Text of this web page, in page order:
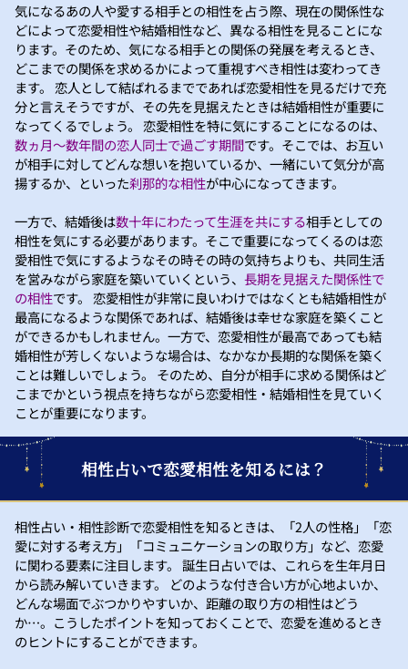
気になるあの人や愛する相手との相性を占う際、現在の関係性な
どによって恋愛相性や結婚相性など、異なる相性を見ることにな
ります。そのため、気になる相手との関係の発展を考えるとき、
どこまでの関係を求めるかによって重視すべき相性は変わってき
ます。 恋人として結ばれるまでであれば恋愛相性を見るだけで充
分と言えそうですが、その先を見据えたときは結婚相性が重要に
なってくるでしょう。 恋愛相性を特に気にすることになるのは、
数ヵ月～数年間の恋人同士で過ごす期間です。そこでは、お互い
が相手に対してどんな想いを抱いているか、一緒にいて気分が高
揚するか、といった刹那的な相性が中心になってきます。
一方で、結婚後は数十年にわたって生涯を共にする相手としての
相性を気にする必要があります。そこで重要になってくるのは恋
愛相性で気にするようなその時その時の気持ちよりも、共同生活
を営みながら家庭を築いていくという、 長期を見据えた関係性で
の相性です。 恋愛相性が非常に良いわけではなくとも結婚相性が
最高になるような関係であれば、結婚後は幸せな家庭を築くこと
ができるかもしれません。一方で、恋愛相性が最高であっても結
婚相性が芳しくないような場合は、なかなか長期的な関係を築く
ことは難しいでしょう。 そのため、自分が相手に求める関係はど
こまでかという視点を持ちながら恋愛相性・結婚相性を見ていく
ことが重要になります。
相性占いで恋愛相性を知るには？
相性占い・相性診断で恋愛相性を知るときは、「2人の性格」「恋
愛に対する考え方」「コミュニケーションの取り方」など、恋愛
に関わる要素に注目します。 誕生日占いでは、これらを生年月日
から読み解いていきます。 どのような付き合い方が心地よいか、
どんな場面でぶつかりやすいか、距離の取り方の相性はどう
か…。こうしたポイントを知っておくことで、恋愛を進めるとき
のヒントにすることができます。